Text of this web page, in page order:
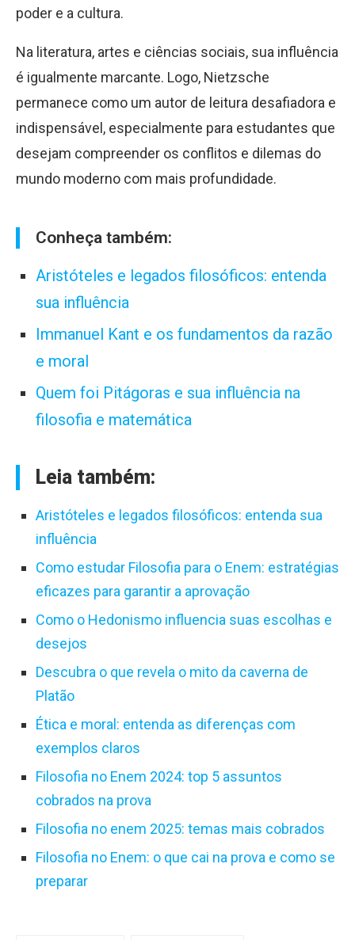
poder e a cultura.
Na literatura, artes e ciências sociais, sua influência
é igualmente marcante. Logo, Nietzsche
permanece como um autor de leitura desafiadora e
indispensável, especialmente para estudantes que
desejam compreender os conflitos e dilemas do
mundo moderno com mais profundidade.
Conheça também:
Aristóteles e legados filosóficos: entenda
sua influência
Immanuel Kant e os fundamentos da razão
e moral
Quem foi Pitágoras e sua influência na
filosofia e matemática
Leia também:
Aristóteles e legados filosóficos: entenda sua
influência
Como estudar Filosofia para o Enem: estratégias
eficazes para garantir a aprovação
Como o Hedonismo influencia suas escolhas e
desejos
Descubra o que revela o mito da caverna de
Platão
Ética e moral: entenda as diferenças com
exemplos claros
Filosofia no Enem 2024: top 5 assuntos
cobrados na prova
Filosofia no enem 2025: temas mais cobrados
Filosofia no Enem: o que cai na prova e como se
preparar